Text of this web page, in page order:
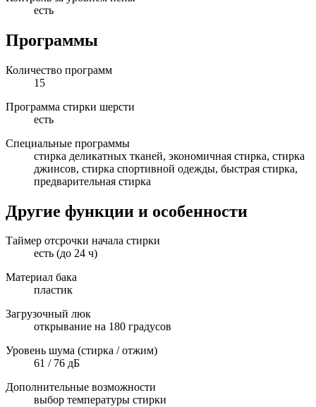
есть
Программы
Количество программ
15
Программа стирки шерсти
есть
Специальные программы
стирка деликатных тканей, экономичная стирка, стирка
джинсов, стирка спортивной одежды, быстрая стирка,
предварительная стирка
Другие функции и особенности
Таймер отсрочки начала стирки
есть (до 24 ч)
Материал бака
пластик
Загрузочный люк
открывание на 180 градусов
Уровень шума (стирка / отжим)
61 / 76 дБ
Дополнительные возможности
выбор температуры стирки